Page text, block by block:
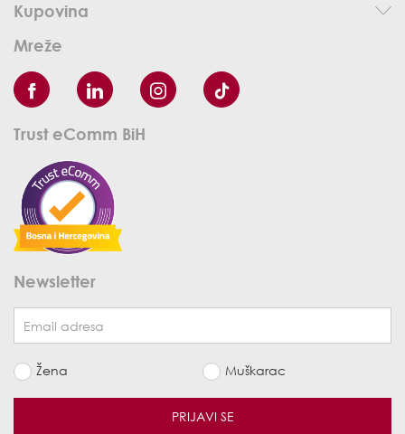
Kupovina
Mreže
Trust eComm BiH
Newsletter
Žena Muškarac
PRIJAVI SE